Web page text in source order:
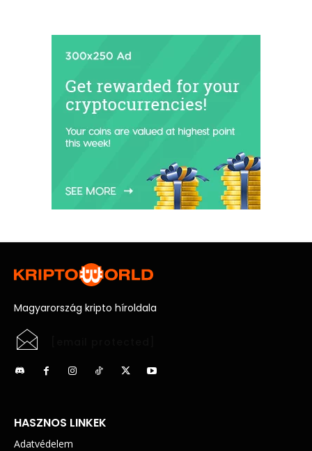
Magyarország kripto híroldala
HASZNOS LINKEK
Adatvédelem